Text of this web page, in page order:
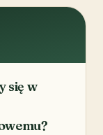
się w